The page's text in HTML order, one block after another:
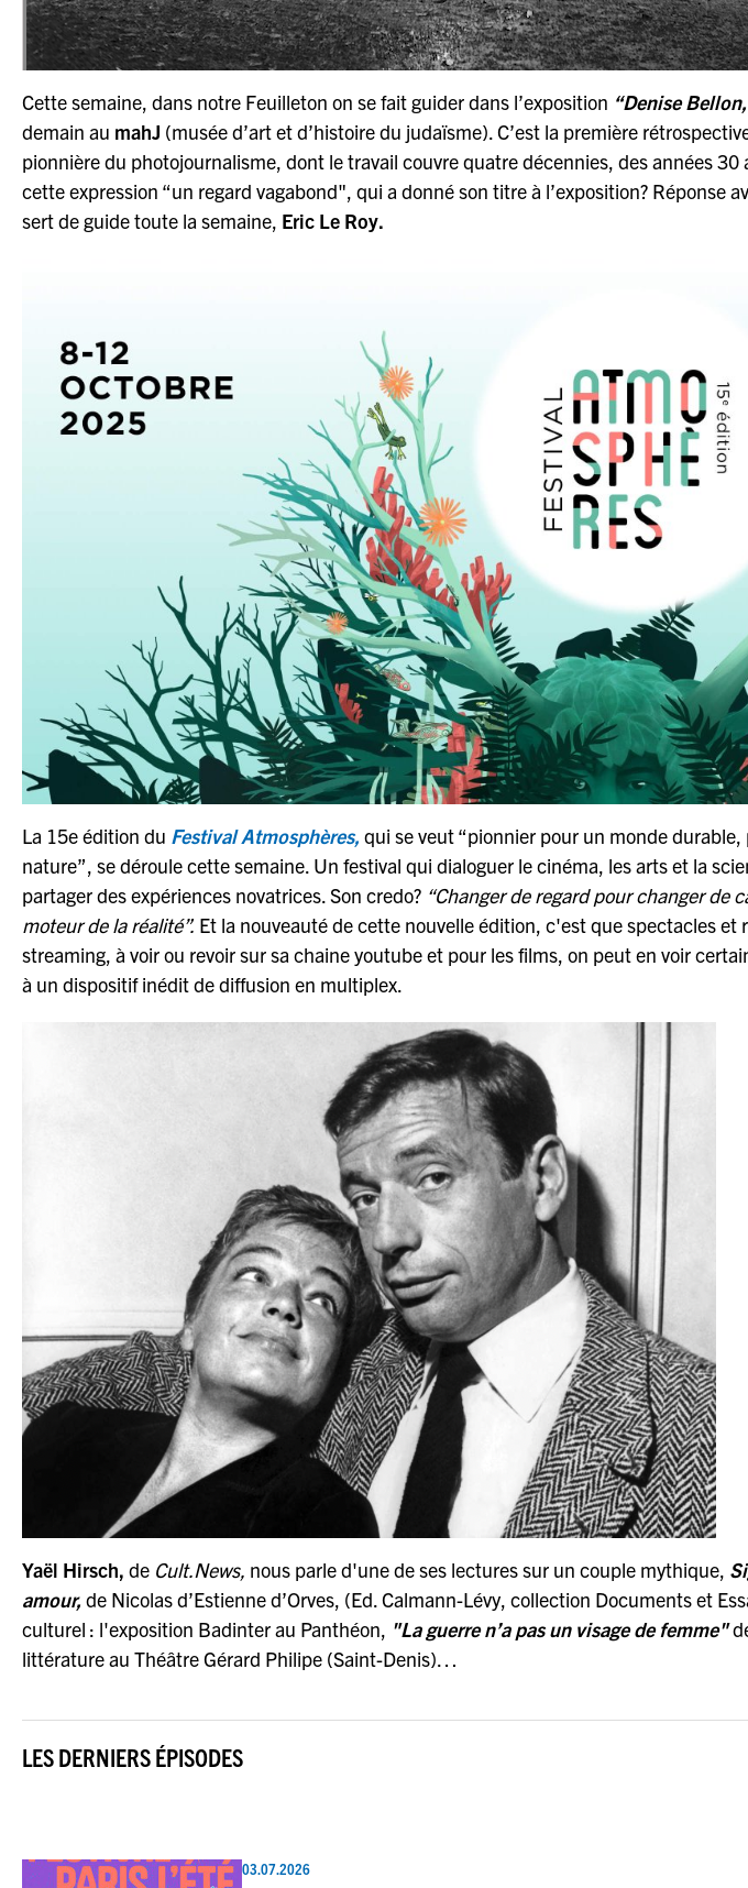
Cette semaine, dans notre Feuilleton on se fait guider dans l’exposition “Denise
demain au mahJ (musée d’art et d’histoire du judaïsme). C’est la première
pionnière du photojournalisme, dont le travail couvre quatre décennies, des années 30
cette expression “un regard vagabond", qui a donné son titre à l’exposition? Réponse
sert de guide toute la semaine, Eric Le Roy.
La 15e édition du Festival Atmosphères, qui se veut “pionnier pour un monde
nature”, se déroule cette semaine. Un festival qui dialoguer le cinéma, les arts et la
partager des expériences novatrices. Son credo? “Changer de regard pour changer de
moteur de la réalité”. Et la nouveauté de cette nouvelle édition, c'est que spectacles et
streaming, à voir ou revoir sur sa chaine youtube et pour les films, on peut en voir
à un dispositif inédit de diffusion en multiplex.
Yaël Hirsch, de Cult.News, nous parle d'une de ses lectures sur un couple mythique,
amour, de Nicolas d’Estienne d’Orves, (Ed. Calmann-Lévy, collection Documents et
culturel : l'exposition Badinter au Panthéon, "La guerre n’a pas un visage de femme"
littérature au Théâtre Gérard Philipe (Saint-Denis)…
LES DERNIERS ÉPISODES
03.07.2026